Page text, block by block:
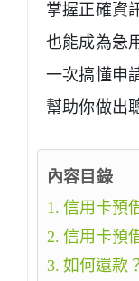
掌握正確資
也能成為急
一次搞懂申
幫助你做出
內容目錄
信用卡預
信用卡預
如何還款